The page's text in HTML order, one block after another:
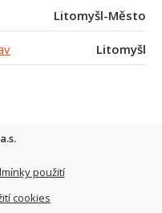
Litomyšl-Město
Litomyšl
použití
cookies